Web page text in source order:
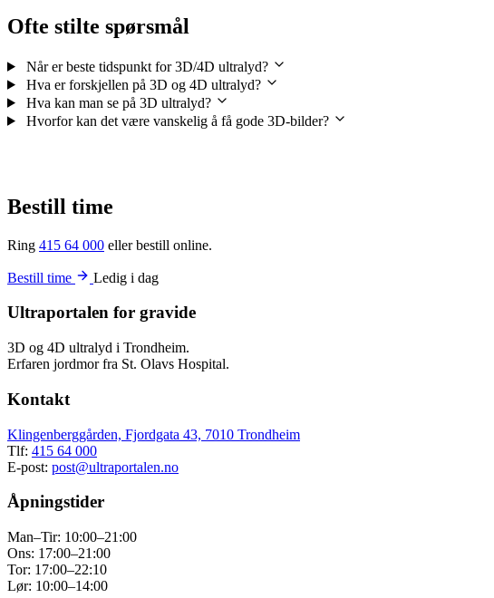
Ofte stilte spørsmål
Når er beste tidspunkt for 3D/4D ultralyd?
Hva er forskjellen på 3D og 4D ultralyd?
Hva kan man se på 3D ultralyd?
Hvorfor kan det være vanskelig å få gode 3D-bilder?
Bestill time
Ring 415 64 000 eller bestill online.
Bestill time Ledig i dag
Ultraportalen for gravide
3D og 4D ultralyd i Trondheim.
Erfaren jordmor fra St. Olavs Hospital.
Kontakt
Klingenberggården, Fjordgata 43, 7010 Trondheim
Tlf: 415 64 000
E-post: post@ultraportalen.no
Åpningstider
Man–Tir: 10:00–21:00
Ons: 17:00–21:00
Tor: 17:00–22:10
Lør: 10:00–14:00